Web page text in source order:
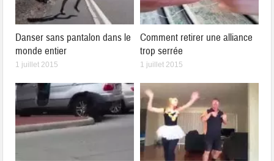
Danser sans pantalon dans le
monde entier
1 juillet 2015
Comment retirer une alliance
trop serrée
1 juillet 2015